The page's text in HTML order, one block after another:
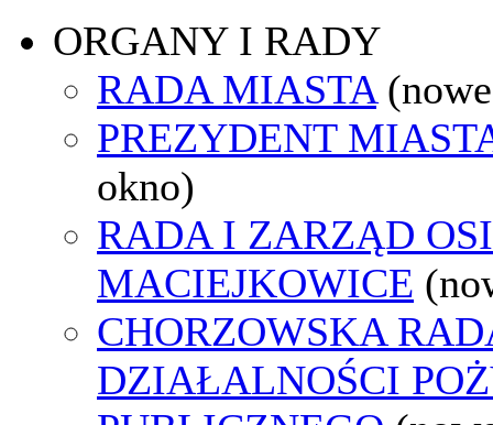
ORGANY I RADY
RADA MIASTA
PREZYDENT
okno)
RADA I ZARZĄD
MACIEJKOWICE
CHORZOWSKA
DZIAŁALNOŚCI